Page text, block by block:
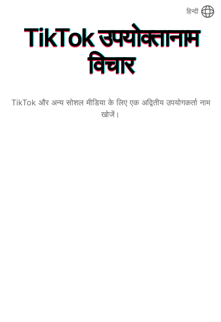
हिन्दी
TikTok उपयोक्तानाम
विचार
TikTok और अन्य सोशल मीडिया के लिए एक अद्वितीय उपयोगकर्ता नाम
खोजें।